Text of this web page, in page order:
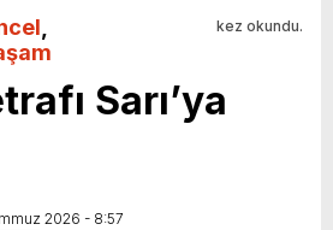
kez okundu.
Sarı’ya
2026 - 8:57